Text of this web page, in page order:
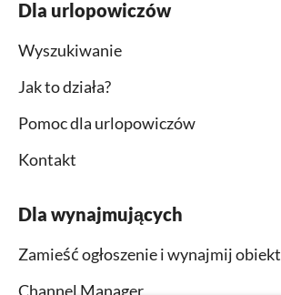
Dla urlopowiczów
Wyszukiwanie
Jak to działa?
Pomoc dla urlopowiczów
Kontakt
Dla wynajmujących
Zamieść ogłoszenie i wynajmij obiekt
Channel Manager